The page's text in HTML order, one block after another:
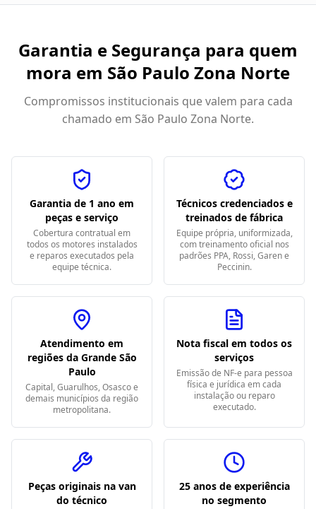
Garantia e Segurança para quem
mora em São Paulo Zona Norte
Compromissos institucionais que valem para cada
chamado em São Paulo Zona Norte.
Garantia de 1 ano em
peças e serviço
Cobertura contratual em
todos os motores instalados
e reparos executados pela
equipe técnica.
Técnicos credenciados e
treinados de fábrica
Equipe própria, uniformizada,
com treinamento oficial nos
padrões PPA, Rossi, Garen e
Peccinin.
Atendimento em
regiões da Grande São
Paulo
Capital, Guarulhos, Osasco e
demais municípios da região
metropolitana.
Nota fiscal em todos os
serviços
Emissão de NF-e para pessoa
física e jurídica em cada
instalação ou reparo
executado.
Peças originais na van
do técnico
25 anos de experiência
no segmento